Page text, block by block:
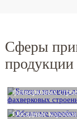
Сферы
продукции
фахверковых
Обсадные коробки